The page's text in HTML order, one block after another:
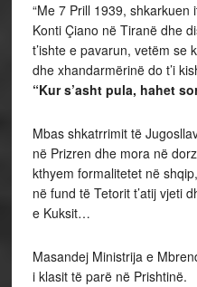
“Me 7 Prill 1939,
Konti Çiano në Tiranë dhe
t’ishte e pavarun, vetëm se
dhe xhandarmërinë do t’i
“Kur s’asht pula, hahet
Mbas shkatrrimit të
në Prizren dhe mora në
kthyem formalitetet në
në fund të Tetorit t’atij vjeti
e Kuksit…
Masandej Ministrija e
i klasit të parë në Prishtinë.